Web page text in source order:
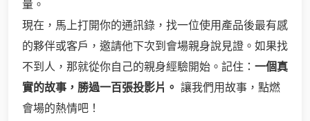
量。
現在，馬上打開你的通訊錄，找一位使用產品後最有感
的夥伴或客戶，邀請他下次到會場親身說見證。如果找
不到人，那就從你自己的親身經驗開始。記住： 一個真
實的故事，勝過一百張投影片。 讓我們用故事，點燃
會場的熱情吧！